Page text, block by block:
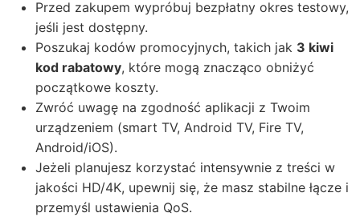
Przed zakupem wypróbuj bezpłatny okres testowy,
jeśli jest dostępny.
Poszukaj kodów promocyjnych, takich jak 3 kiwi
kod rabatowy, które mogą znacząco obniżyć
początkowe koszty.
Zwróć uwagę na zgodność aplikacji z Twoim
urządzeniem (smart TV, Android TV, Fire TV,
Android/iOS).
Jeżeli planujesz korzystać intensywnie z treści w
jakości HD/4K, upewnij się, że masz stabilne łącze i
przemyśl ustawienia QoS.